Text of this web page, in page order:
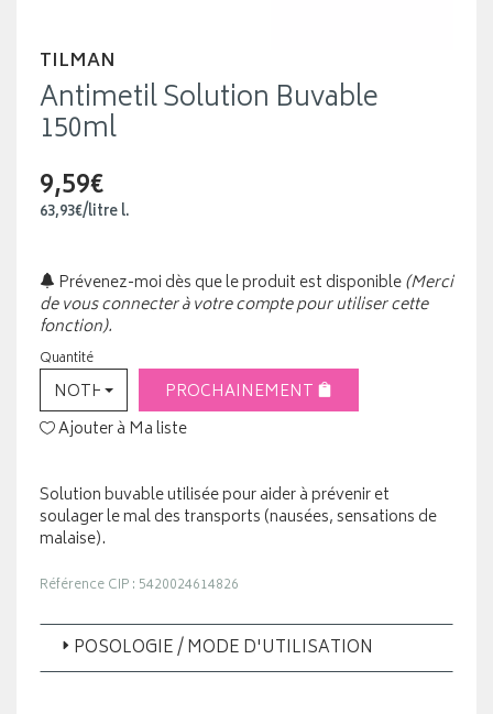
TILMAN
Antimetil Solution Buvable
150ml
9,59€
63,93€/litrel.
Prévenez-moi dès que le produit est disponible(Merci
de vous connecter à votre compte pour utiliser cette
fonction).
Quantité
NOTHING SELECTEDPROCHAINEMENT
Ajouter à Ma liste
Solution buvable utilisée pour aider à prévenir et
soulager le mal des transports (nausées, sensations de
malaise).
Référence CIP : 5420024614826
POSOLOGIE / MODE D'UTILISATION